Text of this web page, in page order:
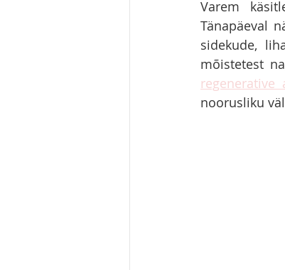
Varem
Tänapäeval
sidekude,
regenerative
noorusliku